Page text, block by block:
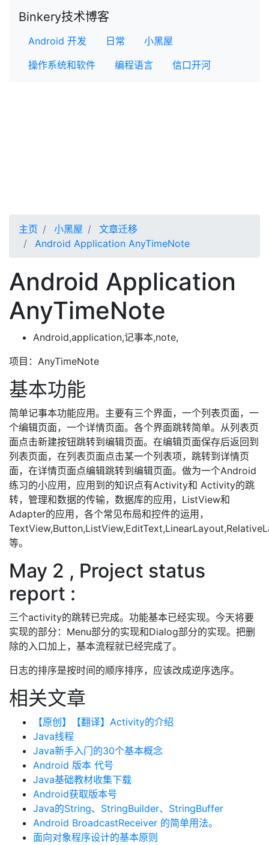
Binkery技术博客
Android 开发 日常
小黑屋
操作系统和软件
编程语言 信口开河
主页 小黑屋
文章迁移
Android Application AnyTimeNote
Android Application
AnyTimeNote
Android,application,记事本,note,
项目：AnyTimeNote
基本功能
简单记事本功能应用。主要有三个界面，一个列表页面，一
个编辑页面，一个详情页面。各个界面跳转简单。从列表页
面点击新建按钮跳转到编辑页面。在编辑页面保存后返回到
列表页面，在列表页面点击某一个列表项，跳转到详情页
面，在详情页面点编辑跳转到编辑页面。做为一个Android
练习的小应用，应用到的知识点有Activity和 Activity的跳
转，管理和数据的传输，数据库的应用，ListView和
Adapter的应用，各个常见布局和控件的运用，
等。
May 2 , Project status
report :
三个activity的跳转已完成。功能基本已经实现。今天将要
实现的部分：Menu部分的实现和Dialog部分的实现。把删
除的入口加上，基本流程就已经完成了。
日志的排序是按时间的顺序排序，应该改成逆序选序。
相关文章
【原创】【翻译】Activity的介绍
Java线程
Java新手入门的30个基本概念
Android 版本 代号
Java基础教材收集下载
Android获取版本号
Java的String、StringBuilder、StringBuffer
Android BroadcastReceiver 的简单用法。
面向对象程序设计的基本原则